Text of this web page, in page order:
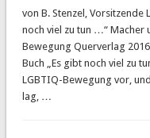
von B. Stenzel, Vorsitzende
noch viel zu tun …“ Macher
Bewegung Querverlag
Buch „Es gibt noch viel zu
LGBTIQ-Bewegung vor,
lag, …